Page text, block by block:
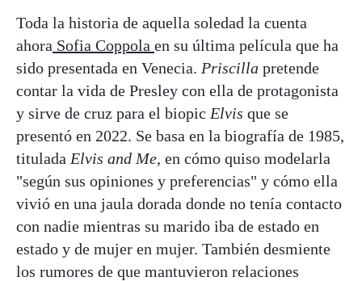
Toda la historia de aquella soledad la cuenta
ahora Sofia Coppola en su última película que ha
sido presentada en Venecia. Priscilla pretende
contar la vida de Presley con ella de protagonista
y sirve de cruz para el biopic Elvis que se
presentó en 2022. Se basa en la biografía de 1985,
titulada Elvis and Me, en cómo quiso modelarla
"según sus opiniones y preferencias" y cómo ella
vivió en una jaula dorada donde no tenía contacto
con nadie mientras su marido iba de estado en
estado y de mujer en mujer. También desmiente
los rumores de que mantuvieron relaciones